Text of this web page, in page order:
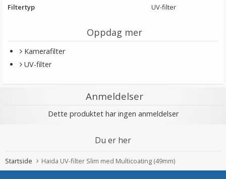
Filtertyp UV-filter
Oppdag mer
Kamerafilter
UV-filter
Anmeldelser
Dette produktet har ingen anmeldelser
Du er her
Startside Haida UV-filter Slim med Multicoating (49mm)